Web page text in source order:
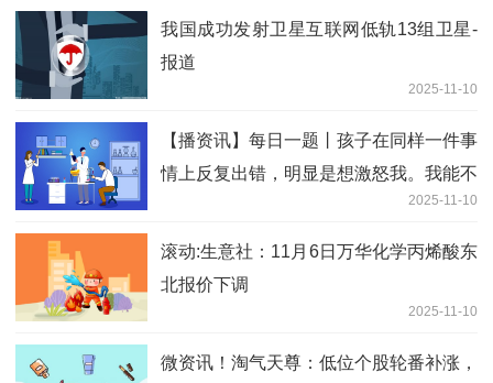
我国成功发射卫星互联网低轨13组卫星-
报道
2025-11-10
【播资讯】每日一题丨孩子在同样一件事
情上反复出错，明显是想激怒我。我能不
2025-11-10
滚动:生意社：11月6日万华化学丙烯酸东
北报价下调
2025-11-10
微资讯！淘气天尊：低位个股轮番补涨，